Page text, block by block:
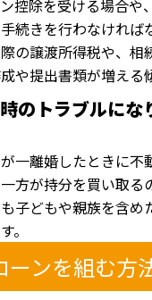
控除を受ける場合
続きを行わなければ
の譲渡所得税や、
や提出書類が増える
のトラブルにな
一離婚したときに
方が持分を買い取る
子どもや親族を含
。
ーンを組む方